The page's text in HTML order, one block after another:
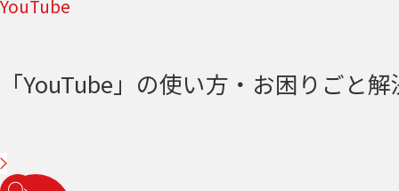
YouTube
「YouTube」の使い方・お困りごと